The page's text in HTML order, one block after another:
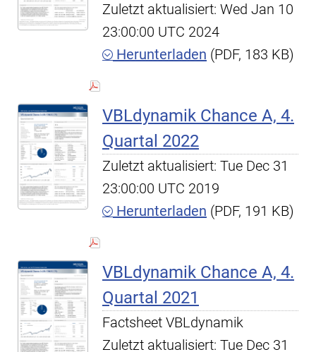
Zuletzt aktualisiert: Wed Jan 10
23:00:00 UTC 2024
Herunterladen (PDF, 183 KB)
VBLdynamik Chance A, 4.
Quartal 2022
Zuletzt aktualisiert: Tue Dec 31
23:00:00 UTC 2019
Herunterladen (PDF, 191 KB)
VBLdynamik Chance A, 4.
Quartal 2021
Factsheet VBLdynamik
Zuletzt aktualisiert: Tue Dec 31